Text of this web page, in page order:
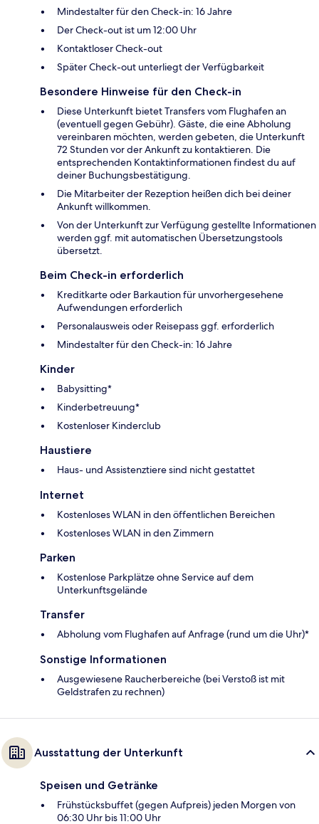
Mindestalter für den Check-in: 16 Jahre
Der Check-out ist um 12:00 Uhr
Kontaktloser Check-out
Später Check-out unterliegt der Verfügbarkeit
Besondere Hinweise für den Check-in
Diese Unterkunft bietet Transfers vom Flughafen an
(eventuell gegen Gebühr). Gäste, die eine Abholung
vereinbaren möchten, werden gebeten, die Unterkunft
72 Stunden vor der Ankunft zu kontaktieren. Die
entsprechenden Kontaktinformationen findest du auf
deiner Buchungsbestätigung.
Die Mitarbeiter der Rezeption heißen dich bei deiner
Ankunft willkommen.
Von der Unterkunft zur Verfügung gestellte Informationen
werden ggf. mit automatischen Übersetzungstools
übersetzt.
Beim Check-in erforderlich
Kreditkarte oder Barkaution für unvorhergesehene
Aufwendungen erforderlich
Personalausweis oder Reisepass ggf. erforderlich
Mindestalter für den Check-in: 16 Jahre
Kinder
Babysitting*
Kinderbetreuung*
Kostenloser Kinderclub
Haustiere
Haus- und Assistenztiere sind nicht gestattet
Internet
Kostenloses WLAN in den öffentlichen Bereichen
Kostenloses WLAN in den Zimmern
Parken
Kostenlose Parkplätze ohne Service auf dem
Unterkunftsgelände
Transfer
Abholung vom Flughafen auf Anfrage (rund um die Uhr)*
Sonstige Informationen
Ausgewiesene Raucherbereiche (bei Verstoß ist mit
Geldstrafen zu rechnen)
Ausstattung der Unterkunft
Speisen und Getränke
Frühstücksbuffet (gegen Aufpreis) jeden Morgen von
06:30 Uhr bis 11:00 Uhr